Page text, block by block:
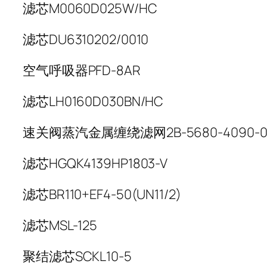
滤芯M0060D025W/HC
滤芯DU6310202/0010
空气呼吸器PFD-8AR
滤芯LH0160D030BN/HC
速关阀蒸汽金属缠绕滤网2B-5680-4090-
滤芯HGQK4139HP1803-V
滤芯BR110+EF4-50(UN11/2)
滤芯MSL-125
聚结滤芯SCKL10-5